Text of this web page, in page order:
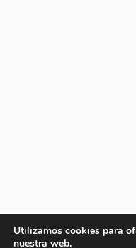
Utilizamos cookies para
nuestra web.